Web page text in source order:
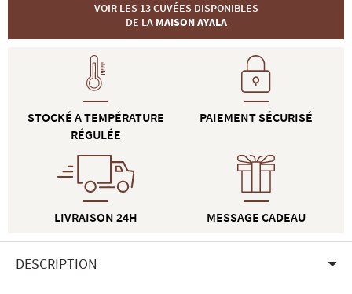
VOIR LES 13 CUVÉES DISPONIBLES
DE LA MAISON AYALA
STOCKÉ A TEMPÉRATURE
RÉGULÉE
LIVRAISON 24H
PAIEMENT SÉCURISÉ
MESSAGE CADEAU
DESCRIPTION